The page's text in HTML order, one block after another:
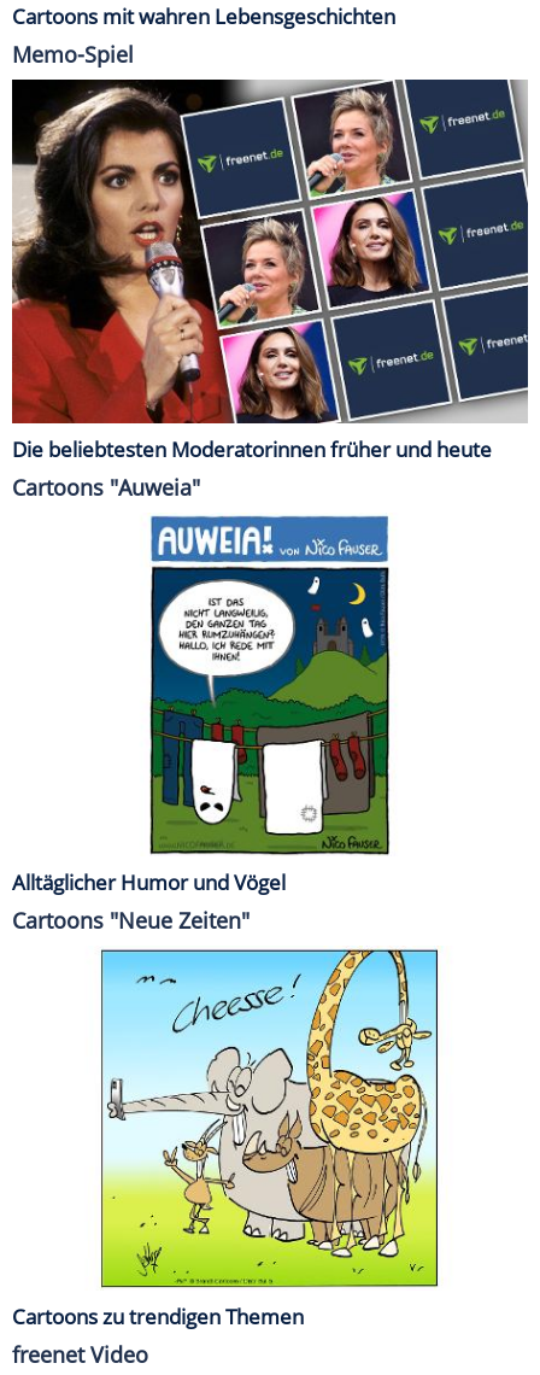
Cartoons mit wahren Lebensgeschichten
Memo-Spiel
Die beliebtesten Moderatorinnen früher und heute
Cartoons "Auweia"
Alltäglicher Humor und Vögel
Cartoons "Neue Zeiten"
Cartoons zu trendigen Themen
freenet Video